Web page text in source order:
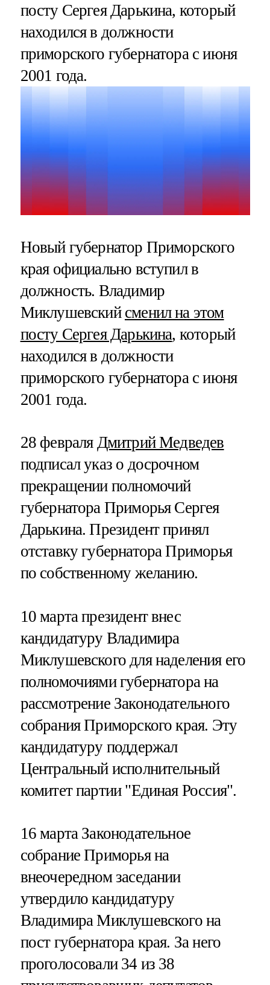
посту Сергея Дарькина, который
находился в должности
приморского губернатора с июня
2001 года.
Новый губернатор Приморского
края официально вступил в
должность. Владимир
Миклушевский сменил на этом
посту Сергея Дарькина, который
находился в должности
приморского губернатора с июня
2001 года.
28 февраля Дмитрий Медведев
подписал указ о досрочном
прекращении полномочий
губернатора Приморья Сергея
Дарькина. Президент принял
отставку губернатора Приморья
по собственному желанию.
10 марта президент внес
кандидатуру Владимира
Миклушевского для наделения его
полномочиями губернатора на
рассмотрение Законодательного
собрания Приморского края. Эту
кандидатуру поддержал
Центральный исполнительный
комитет партии "Единая Россия".
16 марта Законодательное
собрание Приморья на
внеочередном заседании
утвердило кандидатуру
Владимира Миклушевского на
пост губернатора края. За него
проголосовали 34 из 38